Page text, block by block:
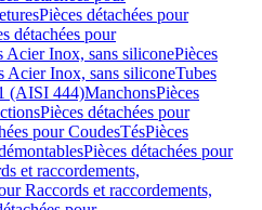
Pièces détachées pour
détachées pour
Acier Inox, sans siliconePièces
Acier Inox, sans siliconeTubes
(AISI 444)ManchonsPièces
Pièces détachées pour
pour CoudesTésPièces
Pièces détachées pour
et raccordements,
Raccords et raccordements,